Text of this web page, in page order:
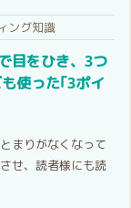
ング知識
目をひき、3つ
使った｢3ポイ
まりがなくなって
せ、読者様にも読